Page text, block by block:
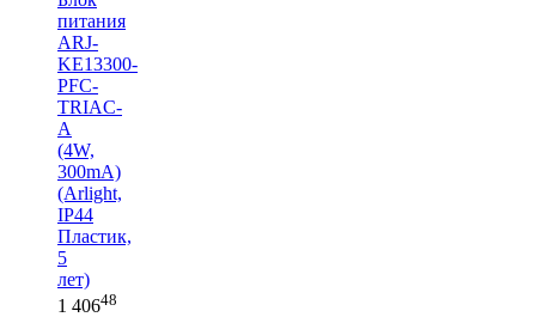
питания
ARJ-
KE13300-
PFC-
TRIAC-
A
(4W,
300mA)
(Arlight,
IP44
Пластик,
5
лет)
1 40648